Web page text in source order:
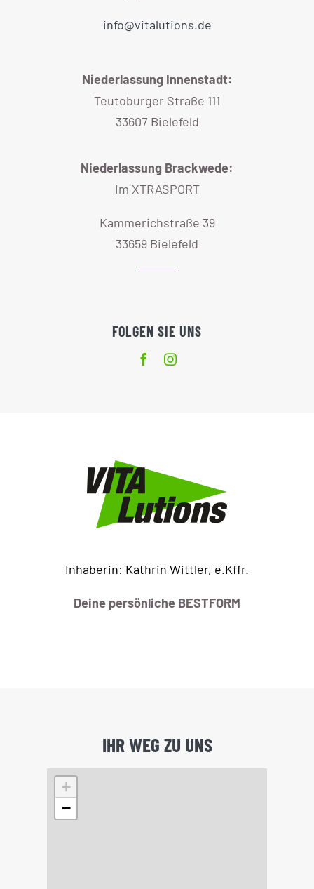
info@vitalutions.de
Niederlassung Innenstadt:
Teutoburger Straße 111
33607 Bielefeld
Niederlassung Brackwede:
im XTRASPORT
Kammerichstraße 39
33659 Bielefeld
FOLGEN SIE UNS
Inhaberin: Kathrin Wittler, e.Kffr.
Deine persönliche BESTFORM
IHR WEG ZU UNS
+
−